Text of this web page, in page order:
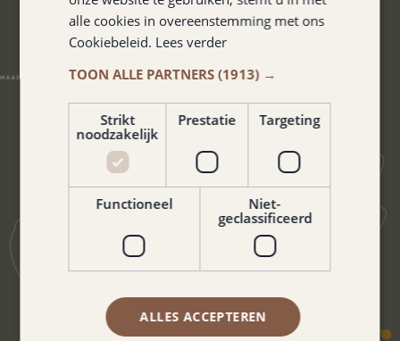
alle cookies in overeenstemming met ons
Cookiebeleid. Lees verder
TOON ALLE PARTNERS (1913) →
Strikt
noodzakelijk
Prestatie Targeting
Functioneel
Niet-
geclassificeerd
ALLES ACCEPTEREN